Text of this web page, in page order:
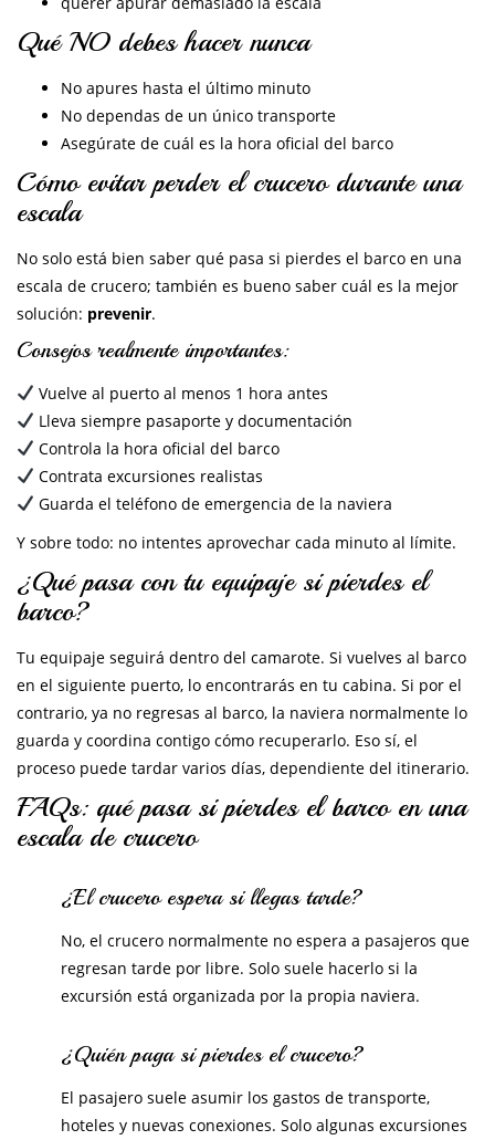
Qué NO debes hacer nunca
No apures hasta el último minuto
No dependas de un único transporte
Asegúrate de cuál es la hora oficial del barco
Cómo evitar perder el crucero durante una
escala
No solo está bien saber qué pasa si pierdes el barco en una
escala de crucero; también es bueno saber cuál es la mejor
solución: prevenir.
Consejos realmente importantes:
Vuelve al puerto al menos 1 hora antes
Lleva siempre pasaporte y documentación
Controla la hora oficial del barco
Contrata excursiones realistas
Guarda el teléfono de emergencia de la naviera
Y sobre todo: no intentes aprovechar cada minuto al límite.
¿Qué pasa con tu equipaje si pierdes el
barco?
Tu equipaje seguirá dentro del camarote. Si vuelves al barco
en el siguiente puerto, lo encontrarás en tu cabina. Si por el
contrario, ya no regresas al barco, la naviera normalmente lo
guarda y coordina contigo cómo recuperarlo. Eso sí, el
proceso puede tardar varios días, dependiente del itinerario.
FAQs: qué pasa si pierdes el barco en una
escala de crucero
¿El crucero espera si llegas tarde?
No, el crucero normalmente no espera a pasajeros que
regresan tarde por libre. Solo suele hacerlo si la
excursión está organizada por la propia naviera.
¿Quién paga si pierdes el crucero?
El pasajero suele asumir los gastos de transporte,
hoteles y nuevas conexiones. Solo algunas excursiones